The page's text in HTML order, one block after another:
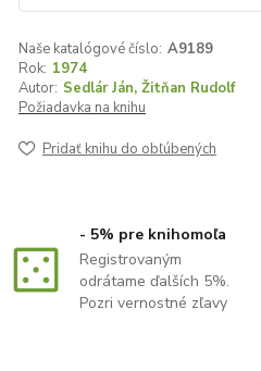
Naše katalógové číslo: A9189
Rok: 1974
Autor: Sedlár Ján, Žitňan Rudolf
Požiadavka na knihu
Pridať knihu do obľúbených
- 5% pre knihomoľa
Registrovaným
odrátame ďalších 5%.
Pozri vernostné zľavy